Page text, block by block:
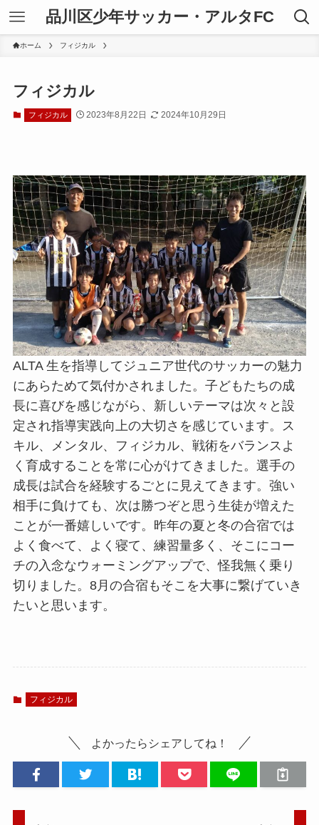
品川区少年サッカー・アルタFC
ホーム フィジカル
フィジカル
フィジカル 2023年8月22日 2024年10月29日
ALTA 生を指導してジュニア世代のサッカーの魅力
にあらためて気付かされました。子どもたちの成
長に喜びを感じながら、新しいテーマは次々と設
定され指導実践向上の大切さを感じています。ス
キル、メンタル、フィジカル、戦術をバランスよ
く育成することを常に心がけてきました。選手の
成長は試合を経験するごとに見えてきます。強い
相手に負けても、次は勝つぞと思う生徒が増えた
ことが一番嬉しいです。昨年の夏と冬の合宿では
よく食べて、よく寝て、練習量多く、そこにコー
チの入念なウォーミングアップで、怪我無く乗り
切りました。8月の合宿もそこを大事に繋げていき
たいと思います。
フィジカル
よかったらシェアしてね！